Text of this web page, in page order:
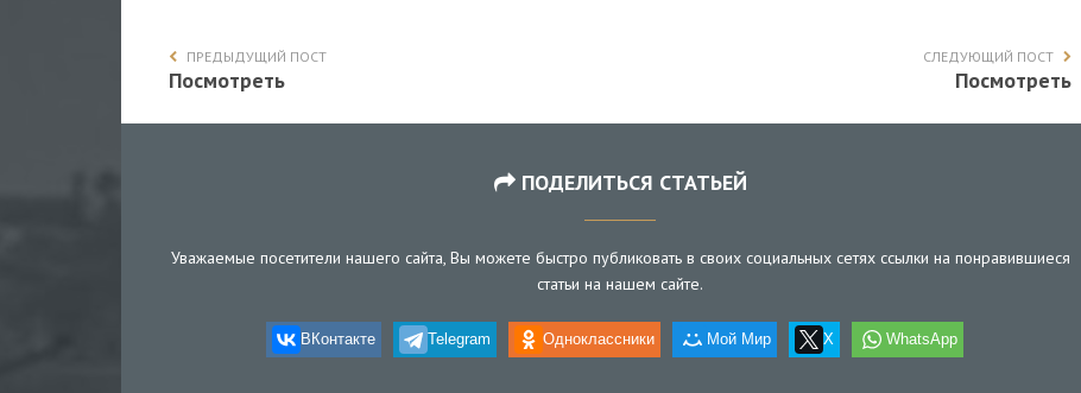
ПРЕДЫДУЩИЙ ПОСТ
Посмотреть
СЛЕДУЮЩИЙ ПОСТ
Посмотреть
ПОДЕЛИТЬСЯ СТАТЬЕЙ
Уважаемые посетители нашего сайта, Вы можете быстро публиковать в своих социальных сетях ссылки на понравившиеся
статьи на нашем сайте.
ВКонтакте Telegram Одноклассники Мой Мир X WhatsApp